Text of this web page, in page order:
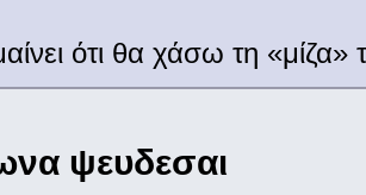
ότι θα χάσω τη
ψευδεσαι